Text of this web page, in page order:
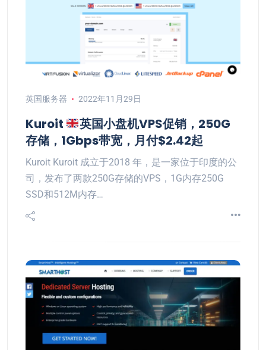
英国服务器 2022年11月29日
Kuroit
英国小盘机VPS促销，250G
存储，1Gbps带宽，月付$2.42起
Kuroit Kuroit 成立于2018 年，是一家位于印度的公
司，发布了两款250G存储的VPS，1G内存250G
SSD和512M内存…